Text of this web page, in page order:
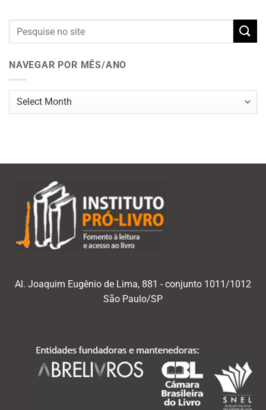
NAVEGAR POR MÊS/ANO
Navegar
Al. Joaquim Eugênio de Lima, 881 - conjunto 1011/1012
São Paulo/SP